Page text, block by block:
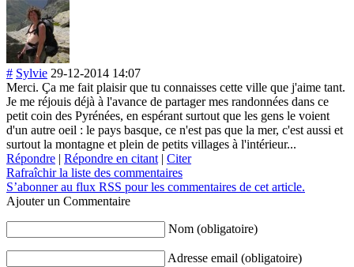
# Sylvie 29-12-2014 14:07
Merci. Ça me fait plaisir que tu connaisses cette ville que j'aime tant.
Je me réjouis déjà à l'avance de partager mes randonnées dans ce
petit coin des Pyrénées, en espérant surtout que les gens le voient
d'un autre oeil : le pays basque, ce n'est pas que la mer, c'est aussi et
surtout la montagne et plein de petits villages à l'intérieur...
Répondre | Répondre en citant | Citer
Rafraîchir la liste des commentaires
S’abonner au flux RSS pour les commentaires de cet article.
Ajouter un Commentaire
Nom (obligatoire)
Adresse email (obligatoire)